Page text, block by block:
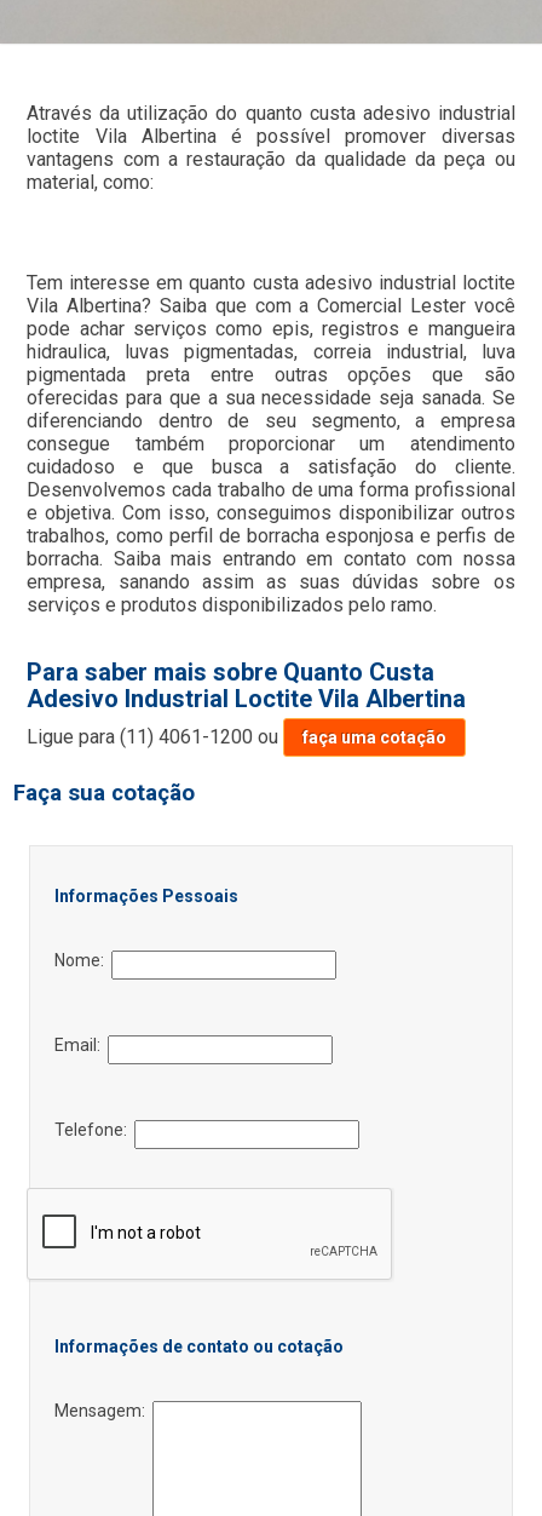
Através da utilização do quanto custa adesivo industrial
loctite Vila Albertina é possível promover diversas
vantagens com a restauração da qualidade da peça ou
material, como:
Tem interesse em quanto custa adesivo industrial loctite
Vila Albertina? Saiba que com a Comercial Lester você
pode achar serviços como epis, registros e mangueira
hidraulica, luvas pigmentadas, correia industrial, luva
pigmentada preta entre outras opções que são
oferecidas para que a sua necessidade seja sanada. Se
diferenciando dentro de seu segmento, a empresa
consegue também proporcionar um atendimento
cuidadoso e que busca a satisfação do cliente.
Desenvolvemos cada trabalho de uma forma profissional
e objetiva. Com isso, conseguimos disponibilizar outros
trabalhos, como perfil de borracha esponjosa e perfis de
borracha. Saiba mais entrando em contato com nossa
empresa, sanando assim as suas dúvidas sobre os
serviços e produtos disponibilizados pelo ramo.
Para saber mais sobre Quanto Custa
Adesivo Industrial Loctite Vila Albertina
Ligue para(11) 4061-1200 ou faça uma cotação
Faça sua cotação
Informações Pessoais
Nome:
Email:
Telefone:
Informações de contato ou cotação
Mensagem: